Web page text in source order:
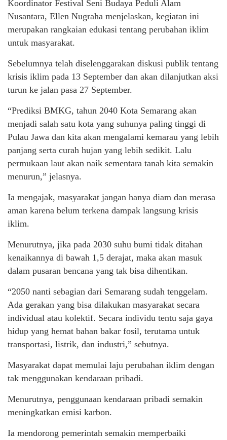
Koordinator Festival Seni Budaya Peduli Alam
Nusantara, Ellen Nugraha menjelaskan, kegiatan ini
merupakan rangkaian edukasi tentang perubahan iklim
untuk masyarakat.
Sebelumnya telah diselenggarakan diskusi publik tentang
krisis iklim pada 13 September dan akan dilanjutkan aksi
turun ke jalan pasa 27 September.
“Prediksi BMKG, tahun 2040 Kota Semarang akan
menjadi salah satu kota yang suhunya paling tinggi di
Pulau Jawa dan kita akan mengalami kemarau yang lebih
panjang serta curah hujan yang lebih sedikit. Lalu
permukaan laut akan naik sementara tanah kita semakin
menurun,” jelasnya.
Ia mengajak, masyarakat jangan hanya diam dan merasa
aman karena belum terkena dampak langsung krisis
iklim.
Menurutnya, jika pada 2030 suhu bumi tidak ditahan
kenaikannya di bawah 1,5 derajat, maka akan masuk
dalam pusaran bencana yang tak bisa dihentikan.
“2050 nanti sebagian dari Semarang sudah tenggelam.
Ada gerakan yang bisa dilakukan masyarakat secara
individual atau kolektif. Secara individu tentu saja gaya
hidup yang hemat bahan bakar fosil, terutama untuk
transportasi, listrik, dan industri,” sebutnya.
Masyarakat dapat memulai laju perubahan iklim dengan
tak menggunakan kendaraan pribadi.
Menurutnya, penggunaan kendaraan pribadi semakin
meningkatkan emisi karbon.
Ia mendorong pemerintah semakin memperbaiki